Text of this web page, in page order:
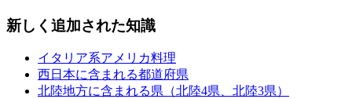
新しく追加された知識
イタリア系アメリカ料理
西日本に含まれる都道府県
北陸地方に含まれる県（北陸4県、北陸3県）